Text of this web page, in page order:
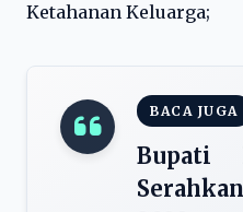
Ketahanan Keluarga;
BACA JUGA
Bupati